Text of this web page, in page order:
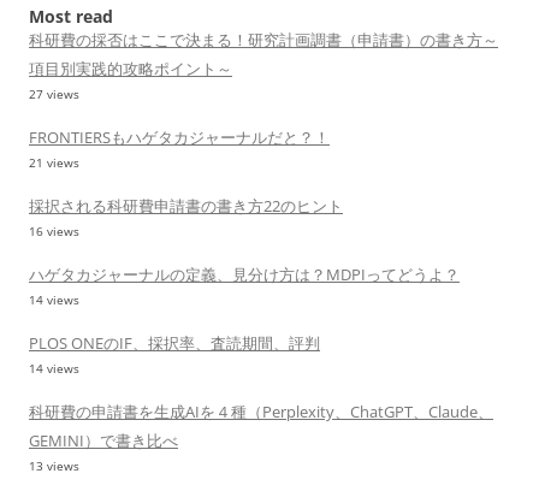
Most read
科研費の採否はここで決まる！研究計画調書（申請書）の書き方～
項目別実践的攻略ポイント～
27 views
FRONTIERSもハゲタカジャーナルだと？！
21 views
採択される科研費申請書の書き方22のヒント
16 views
ハゲタカジャーナルの定義、見分け方は？MDPIってどうよ？
14 views
PLOS ONEのIF、採択率、査読期間、評判
14 views
科研費の申請書を生成AIを４種（Perplexity、ChatGPT、Claude、
GEMINI）で書き比べ
13 views